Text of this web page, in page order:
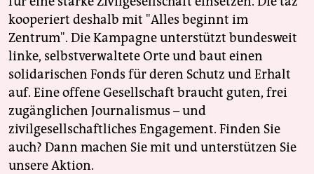
kooperiert deshalb mit "Alles beginnt im
Zentrum". Die Kampagne unterstützt bundesweit
linke, selbstverwaltete Orte und baut einen
solidarischen Fonds für deren Schutz und Erhalt
auf. Eine offene Gesellschaft braucht guten, frei
zugänglichen Journalismus – und
zivilgesellschaftliches Engagement. Finden Sie
auch? Dann machen Sie mit und unterstützen Sie
unsere Aktion.